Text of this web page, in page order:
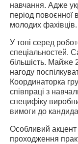
навчання. Адже
період повоєнної
молодих фахівців.
У топі серед
спеціальностей.
більшість. Майже
нагоду
Координаторка
співпраці з
специфіку
вимоги до
Особливий
проходження